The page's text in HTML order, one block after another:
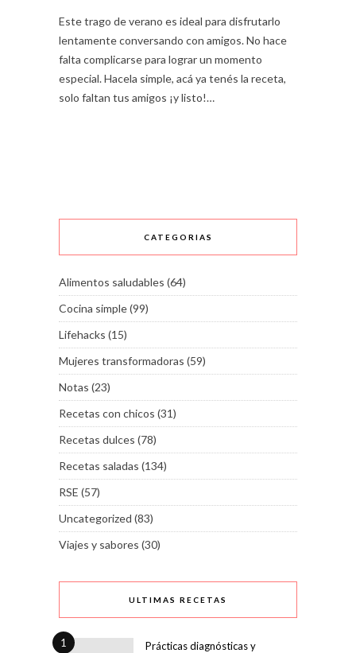
Este trago de verano es ideal para disfrutarlo
lentamente conversando con amigos. No hace
falta complicarse para lograr un momento
especial. Hacela simple, acá ya tenés la receta,
solo faltan tus amigos ¡y listo!…
CATEGORIAS
Alimentos saludables (64)
Cocina simple(99)
Lifehacks (15)
Mujeres transformadoras (59)
Notas (23)
Recetas con chicos (31)
Recetas dulces (78)
Recetas saladas (134)
RSE (57)
Uncategorized (83)
Viajes y sabores (30)
ULTIMAS RECETAS
1
Prácticas diagnósticas y